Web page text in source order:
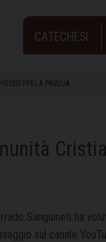
CATECHESI
PER LA PASQUA
Sanguineti ha
sul canale